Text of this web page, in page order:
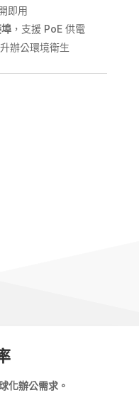
即用
，支援 PoE 供電
辦公環境衛生
化辦公需求。